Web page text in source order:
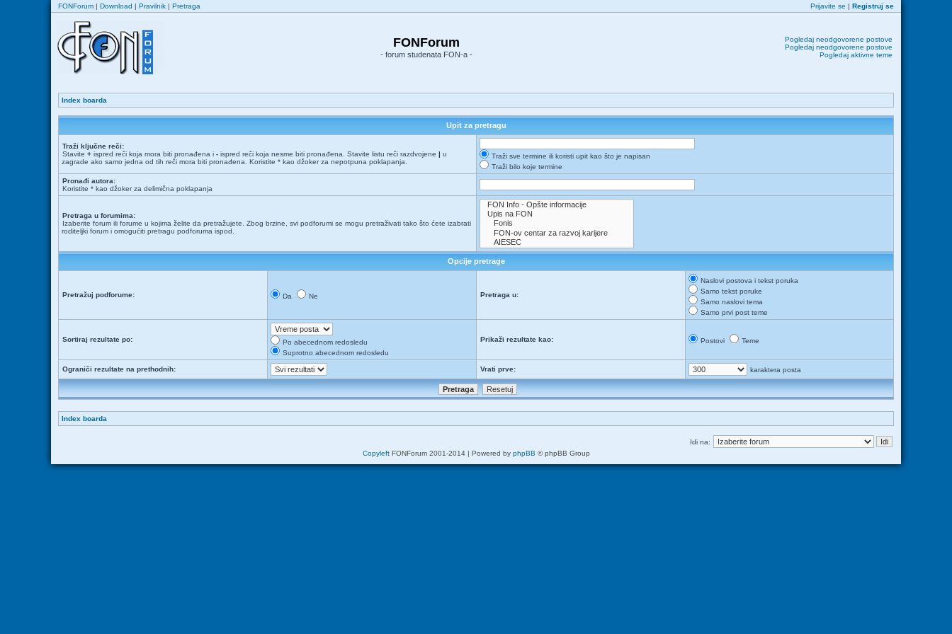
FONForum | Download | Pravilnik | Pretraga Prijavite se | Registruj se
FONForum
- forum studenata FON-a -
Pogledaj neodgovorene postove
Pogledaj neodgovorene postove
Pogledaj aktivne teme
Index boarda
Upit za pretragu
Traži ključne reči:
Stavite + ispred reči koja mora biti pronađena i - ispred reči koja nesme biti pronađena. Stavite listu reči razdvojene | u
zagrade ako samo jedna od tih reči mora biti pronađena. Koristite * kao džoker za nepotpuna poklapanja.
Traži sve termine ili koristi upit kao što je napisan
Traži bilo koje termine
Pronađi autora:
Koristite * kao džoker za delimična poklapanja
Pretraga u forumima:
Izaberite forum ili forume u kojima želite da pretražujete. Zbog brzine, svi podforumi se mogu pretraživati tako što ćete izabrati
roditeljki forum i omogućiti pretragu podforuma ispod.
Opcije pretrage
Pretražuj podforume: Da Ne Pretraga u:
Naslovi postova i tekst poruka
Samo tekst poruke
Samo naslovi tema
Samo prvi post teme
Sortiraj rezultate po:
Po abecednom redosledu
Suprotno abecednom redosledu
Prikaži rezultate kao: Postovi Teme
Ograniči rezultate na prethodnih: Vrati prve: karaktera posta
Index boarda
Idi na:
CopyleftFONForum 2001-2014 | Powered by phpBB © phpBB Group